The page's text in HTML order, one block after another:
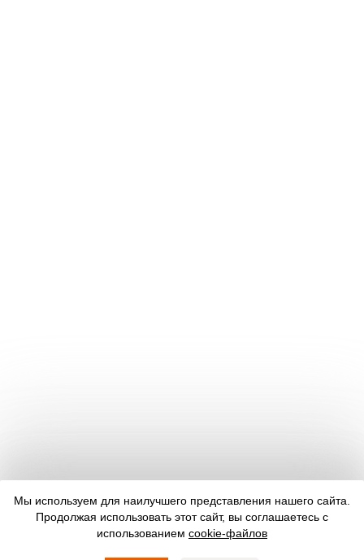
Мы используем для наилучшего представления нашего сайта.
Продолжая использовать этот сайт, вы соглашаетесь с
использованием cookie-файлов